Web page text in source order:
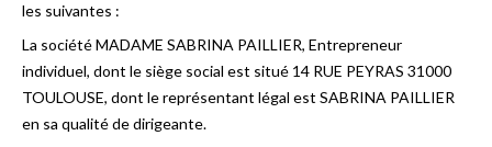
les suivantes :
La société MADAME SABRINA PAILLIER, Entrepreneur
individuel, dont le siège social est situé 14 RUE PEYRAS 31000
TOULOUSE, dont le représentant légal est SABRINA PAILLIER
en sa qualité de dirigeante.